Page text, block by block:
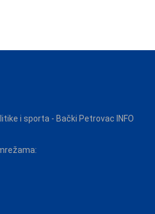
i sporta - Bački Petrovac INFO